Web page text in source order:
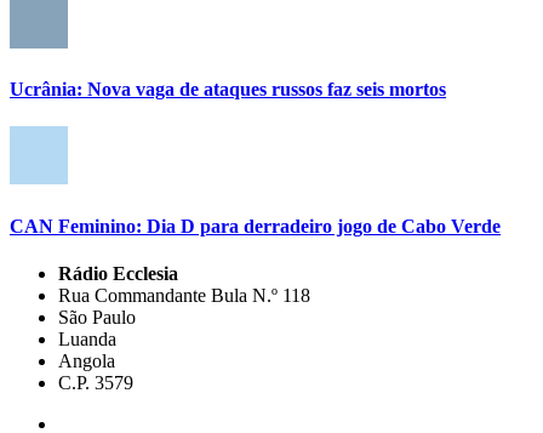
Ucrânia: Nova vaga de ataques russos faz seis mortos
CAN Feminino: Dia D para derradeiro jogo de Cabo Verde
Rádio Ecclesia
Rua Commandante Bula N.º 118
São Paulo
Luanda
Angola
C.P. 3579